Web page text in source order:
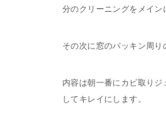
分のクリーニングをメイン
その次に窓のパッキン周り
内容は朝一番にカビ取り
してキレイにします。